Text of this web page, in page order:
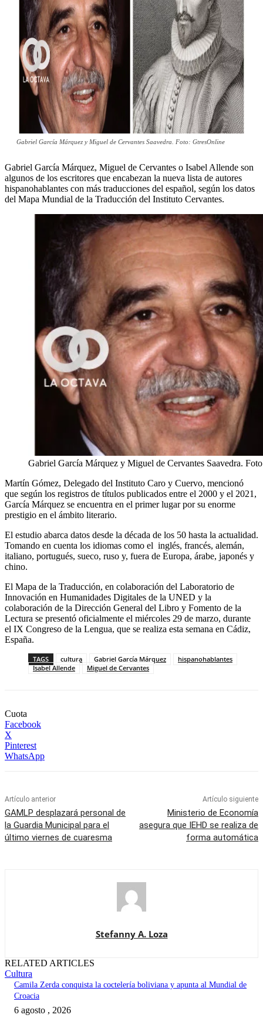
Gabriel García Márquez y Miguel de Cervantes Saavedra. Foto: GtresOnline
Gabriel García Márquez, Miguel de Cervantes o Isabel Allende son
algunos de los escritores que encabezan la nueva lista de autores
hispanohablantes con más traducciones del español, según los datos
del Mapa Mundial de la Traducción del Instituto Cervantes.
Gabriel García Márquez y Miguel de Cervantes Saavedra.
Martín Gómez, Delegado del Instituto Caro y Cuervo, mencionó
que según los registros de títulos publicados entre el 2000 y el 2021,
García Márquez se encuentra en el primer lugar por su enorme
prestigio en el ámbito literario.
El estudio abarca datos desde la década de los 50 hasta la actualidad.
Tomando en cuenta los idiomas como el inglés, francés, alemán,
italiano, portugués, sueco, ruso y, fuera de Europa, árabe, japonés y
chino.
El Mapa de la Traducción, en colaboración del Laboratorio de
Innovación en Humanidades Digitales de la UNED y la
colaboración de la Dirección General del Libro y Fomento de la
Lectura se presentó oficialmente el miércoles 29 de marzo, durante
el IX Congreso de la Lengua, que se realiza esta semana en Cádiz,
España.
TAGS cultura Gabriel García Márquez
hispanohablantes
Isabel Allende
Miguel de Cervantes
Cuota
Facebook
X
Pinterest
WhatsApp
Artículo anterior
GAMLP desplazará personal de
la Guardia Municipal para el
último viernes de cuaresma
Artículo siguiente
Ministerio de Economía
asegura que IEHD se realiza de
forma automática
Stefanny A. Loza
RELATED ARTICLES
Cultura
Camila Zerda conquista la coctelería boliviana y apunta al Mundial de
Croacia
6 agosto , 2026